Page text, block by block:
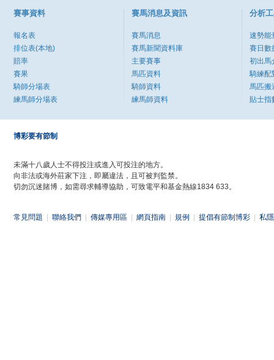
賽事資料
報名表
排位表(本地)
賠率
賽果
騎師分場表
練馬師分場表
賽馬消息及資訊
賽馬消息
賽馬新聞資料庫
主要賽事
馬匹資料
騎師資料
練馬師資料
分析
速勢能
賽日數
初出馬
騎練配
馬匹搬
貼士指
博彩要有節制
未滿十八歲人士不得投注或進入可投注的地方。
向非法或海外莊家下注，即屬違法，且可被判監禁。
切勿沉迷賭博，如需尋求輔導協助，可致電平和基金熱線1834 633。
常見問題 聯絡我們 傳媒專用區 網頁指南 規例 提倡有節制博彩 私